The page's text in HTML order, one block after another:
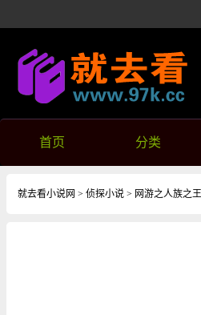
首页 分类
就去看小说网 > 侦探小说 > 网游之人族之王